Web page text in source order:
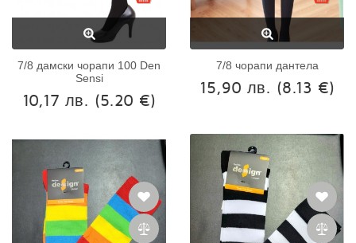
7/8 дамски чорапи 100 Den
Sensi
10,17 лв. (5.20 €)
7/8 чорапи дантела
15,90 лв. (8.13 €)